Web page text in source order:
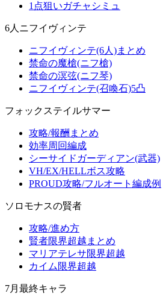
1点狙いガチャシミュ
6人ニフイヴィンテ
ニフイヴィンテ(6人)まとめ
禁命の魔槍(ニフ槍)
禁命の溟弦(ニフ琴)
ニフイヴィンテ(召喚石)5凸
フォックステイルサマー
攻略/報酬まとめ
効率周回編成
シーサイドガーディアン(武器)
VH/EX/HELLボス攻略
PROUD攻略/フルオート編成例
ソロモナスの賢者
攻略/進め方
賢者限界超越まとめ
マリアテレサ限界超越
カイム限界超越
7月最終キャラ